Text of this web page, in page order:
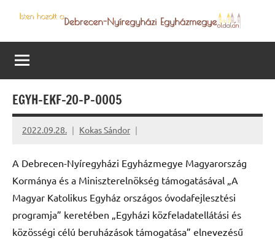
content
Debrecen-
Nyíregyházi
Egyházmegye
programjai
EGYH-EKF-20-P-0005
2022.09.28. Kokas Sándor
A Debrecen-Nyíregyházi Egyházmegye Magyarország
Kormánya és a Miniszterelnökség támogatásával „A
Magyar Katolikus Egyház országos óvodafejlesztési
programja” keretében „Egyházi közfeladatellátási és
közösségi célú beruházások támogatása” elnevezésű